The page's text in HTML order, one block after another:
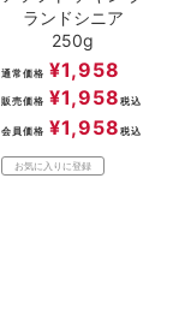
ランドシニア
250g
通常価格 ¥1,958
販売価格 ¥1,958 税込
会員価格 ¥1,958 税込
お気に入りに登録